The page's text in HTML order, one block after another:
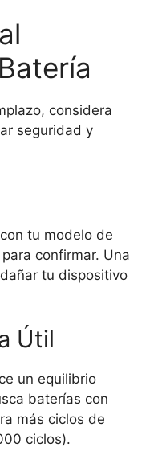
considera
seguridad y
tu modelo de
confirmar. Una
tu dispositivo
Útil
un equilibrio
baterías con
más ciclos de
ciclos).